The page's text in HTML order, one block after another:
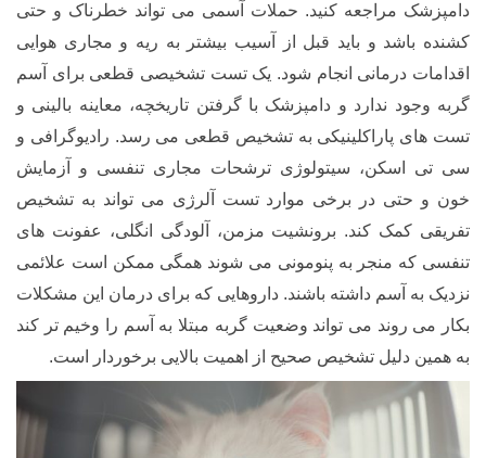
دامپزشک مراجعه کنید. حملات آسمی می تواند خطرناک و حتی
کشنده باشد و باید قبل از آسیب بیشتر به ریه و مجاری هوایی
اقدامات درمانی انجام شود. یک تست تشخیصی قطعی برای آسم
گربه وجود ندارد و دامپزشک با گرفتن تاریخچه، معاینه بالینی و
تست های پاراکلینیکی به تشخیص قطعی می رسد. رادیوگرافی و
سی تی اسکن، سیتولوژی ترشحات مجاری تنفسی و آزمایش
خون و حتی در برخی موارد تست آلرژی می تواند به تشخیص
تفریقی کمک کند. برونشیت مزمن، آلودگی انگلی، عفونت های
تنفسی که منجر به پنومونی می شوند همگی ممکن است علائمی
نزدیک به آسم داشته باشند. داروهایی که برای درمان این مشکلات
بکار می روند می تواند وضعیت گربه مبتلا به آسم را وخیم تر کند
به همین دلیل تشخیص صحیح از اهمیت بالایی برخوردار است.